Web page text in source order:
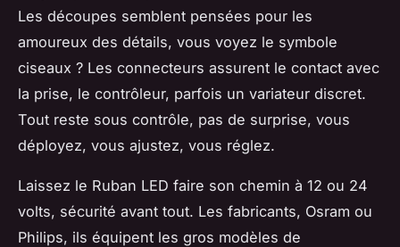
Les découpes semblent pensées pour les
amoureux des détails, vous voyez le symbole
ciseaux ? Les connecteurs assurent le contact avec
la prise, le contrôleur, parfois un variateur discret.
Tout reste sous contrôle, pas de surprise, vous
déployez, vous ajustez, vous réglez.
Laissez le Ruban LED faire son chemin à 12 ou 24
volts, sécurité avant tout. Les fabricants, Osram ou
Philips, ils équipent les gros modèles de